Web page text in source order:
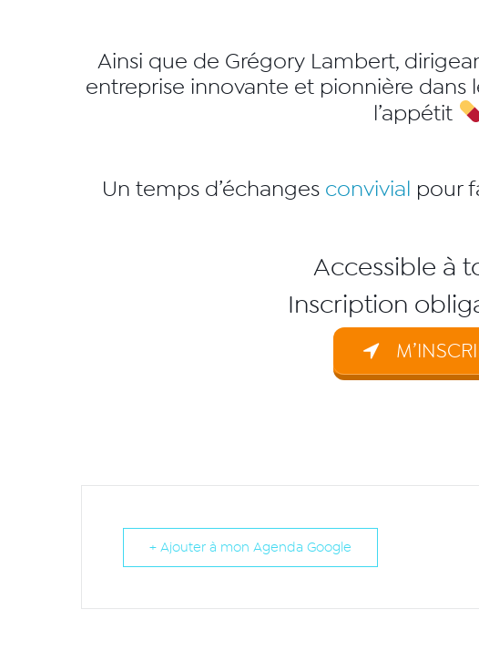
Ainsi que de Grégory Lambert,
entreprise innovante et pionnière
l’appétit
Un temps d’échanges convivial pour
Accessible à
Inscription
+ Ajouter à mon Agenda Google